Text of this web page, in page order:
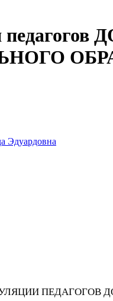
Эдуардовна
ПЕДАГОГОВ